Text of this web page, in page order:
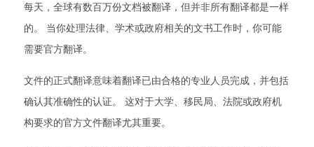
每天，全球有数百万份文档被翻译，但并非所有翻译都是一样
的。 当你处理法律、学术或政府相关的文书工作时，你可能
需要官方翻译。
文件的正式翻译意味着翻译已由合格的专业人员完成，并包括
确认其准确性的认证。 这对于大学、移民局、法院或政府机
构要求的官方文件翻译尤其重要。